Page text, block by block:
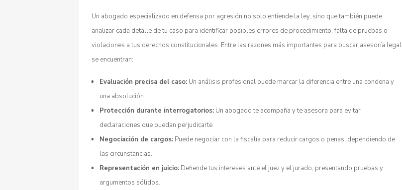
Un abogado especializado en defensa por agresión no solo entiende la ley, sino que también puede
analizar cada detalle de tu caso para identificar posibles errores de procedimiento, falta de pruebas o
violaciones a tus derechos constitucionales. Entre las razones más importantes para buscar asesoría legal
se encuentran:
Evaluación precisa del caso: Un análisis profesional puede marcar la diferencia entre una condena y
una absolución.
Protección durante interrogatorios: Un abogado te acompaña y te asesora para evitar
declaraciones que puedan perjudicarte.
Negociación de cargos: Puede negociar con la fiscalía para reducir cargos o penas, dependiendo de
las circunstancias.
Representación en juicio: Defiende tus intereses ante el juez y el jurado, presentando pruebas y
argumentos sólidos.